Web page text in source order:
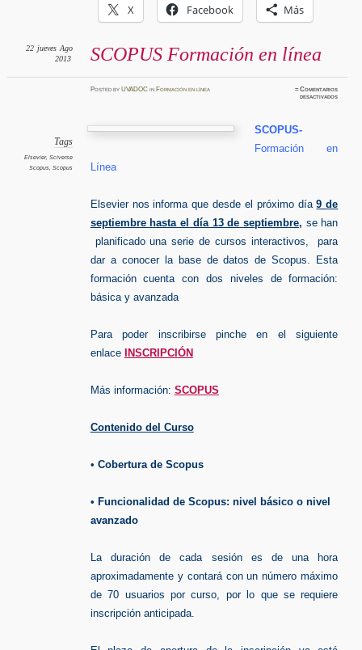
X Facebook Más
SCOPUS Formación en línea
22 jueves Ago
2013
PostedbyUVADOC inFormación en línea ≈Comentarios
desactivadosen
Tags
Elsevier, Sciverse
Scopus, Scopus
SCOPUS-
Formación en
Línea
Elsevier nos informa que desde el próximo día9 de
septiembre hasta el día 13 de septiembre, se han
planificado una serie de cursos interactivos, para
dar a conocer la base de datos de Scopus. Esta
formación cuenta con dos niveles de formación:
básica y avanzada
Para poder inscribirse pinche en el siguiente
enlace INSCRIPCIÓN
Más información: SCOPUS
Contenido del Curso
• Cobertura de Scopus
• Funcionalidad de Scopus: nivel básico o nivel
avanzado
La duración de cada sesión es de una hora
aproximadamente y contará con un número máximo
de 70 usuarios por curso, por lo que se requiere
inscripción anticipada.